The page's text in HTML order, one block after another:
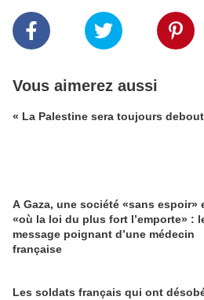
Vous aimerez aussi
« La Palestine sera toujours
A Gaza, une société «sans espoir»
«où la loi du plus fort l’emporte» :
message poignant d’une médecin
française
Les soldats français qui ont